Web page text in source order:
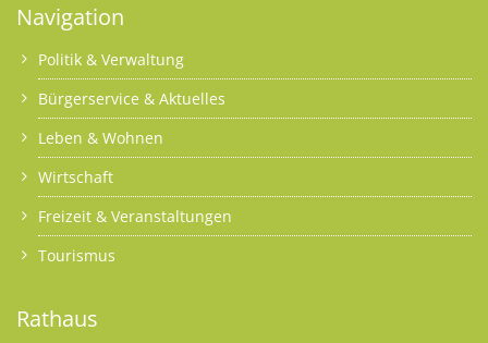
Navigation
Politik & Verwaltung
Bürgerservice & Aktuelles
Leben & Wohnen
Wirtschaft
Freizeit & Veranstaltungen
Tourismus
Rathaus